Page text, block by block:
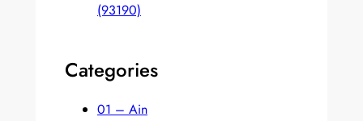
(93190)
Categories
01 – Ain